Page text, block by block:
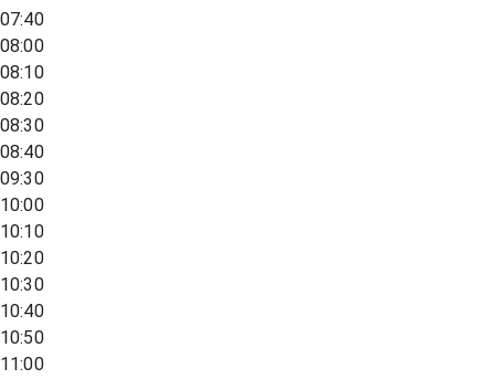
07:40
08:00
08:10
08:20
08:30
08:40
09:30
10:00
10:10
10:20
10:30
10:40
10:50
11:00